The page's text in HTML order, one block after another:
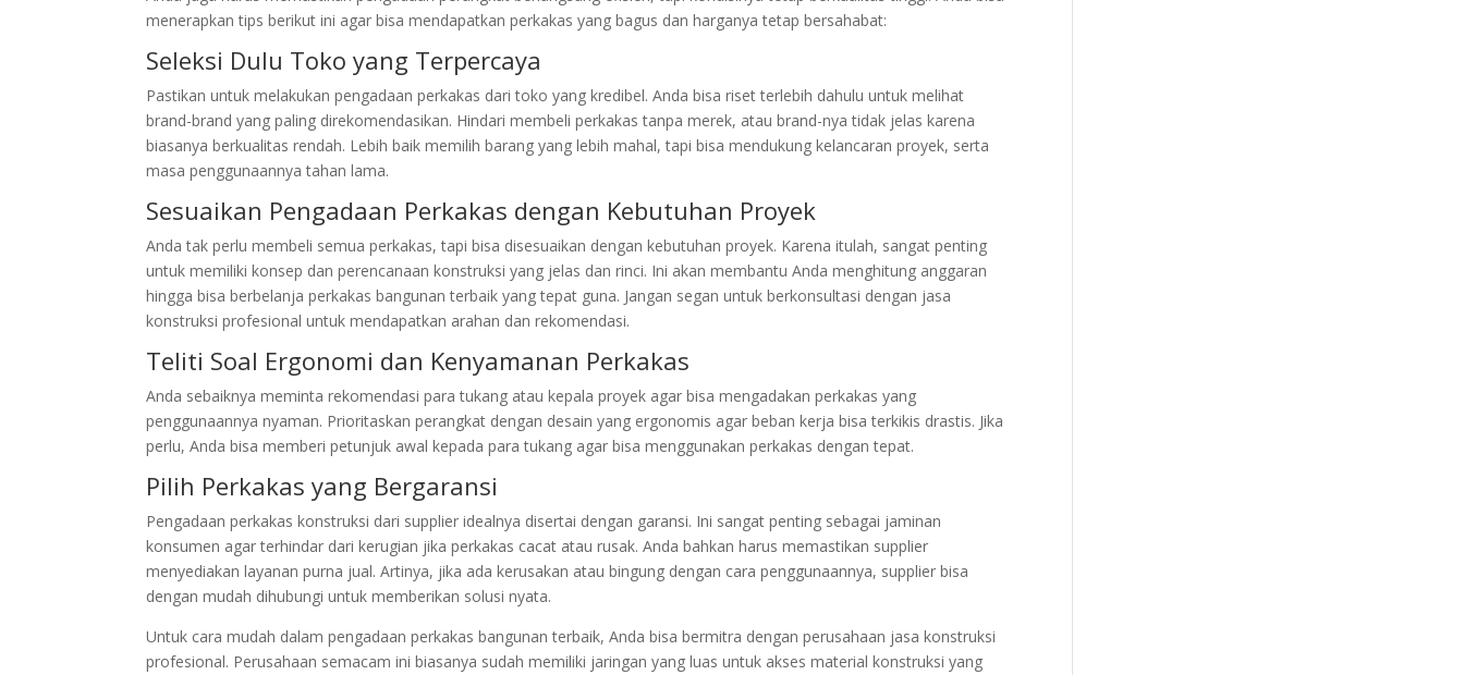
menerapkan tips berikut ini agar bisa mendapatkan perkakas yang bagus dan harganya tetap bersahabat:
Seleksi Dulu Toko yang Terpercaya
Pastikan untuk melakukan pengadaan perkakas dari toko yang kredibel. Anda bisa riset terlebih dahulu untuk melihat
brand-brand yang paling direkomendasikan. Hindari membeli perkakas tanpa merek, atau brand-nya tidak jelas karena
biasanya berkualitas rendah. Lebih baik memilih barang yang lebih mahal, tapi bisa mendukung kelancaran proyek, serta
masa penggunaannya tahan lama.
Sesuaikan Pengadaan Perkakas dengan Kebutuhan Proyek
Anda tak perlu membeli semua perkakas, tapi bisa disesuaikan dengan kebutuhan proyek. Karena itulah, sangat penting
untuk memiliki konsep dan perencanaan konstruksi yang jelas dan rinci. Ini akan membantu Anda menghitung anggaran
hingga bisa berbelanja perkakas bangunan terbaik yang tepat guna. Jangan segan untuk berkonsultasi dengan jasa
konstruksi profesional untuk mendapatkan arahan dan rekomendasi.
Teliti Soal Ergonomi dan Kenyamanan Perkakas
Anda sebaiknya meminta rekomendasi para tukang atau kepala proyek agar bisa mengadakan perkakas yang
penggunaannya nyaman. Prioritaskan perangkat dengan desain yang ergonomis agar beban kerja bisa terkikis drastis. Jika
perlu, Anda bisa memberi petunjuk awal kepada para tukang agar bisa menggunakan perkakas dengan tepat.
Pilih Perkakas yang Bergaransi
Pengadaan perkakas konstruksi dari supplier idealnya disertai dengan garansi. Ini sangat penting sebagai jaminan
konsumen agar terhindar dari kerugian jika perkakas cacat atau rusak. Anda bahkan harus memastikan supplier
menyediakan layanan purna jual. Artinya, jika ada kerusakan atau bingung dengan cara penggunaannya, supplier bisa
dengan mudah dihubungi untuk memberikan solusi nyata.
Untuk cara mudah dalam pengadaan perkakas bangunan terbaik, Anda bisa bermitra dengan perusahaan jasa konstruksi
profesional. Perusahaan semacam ini biasanya sudah memiliki jaringan yang luas untuk akses material konstruksi yang